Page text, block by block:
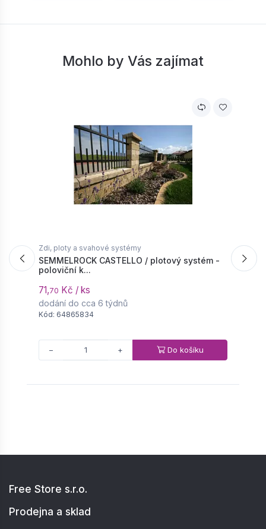
Mohlo by Vás zajímat
Zdi, ploty a svahové systémy
SEMMELROCK CASTELLO / plotový systém -
poloviční k...
71,70 Kč / ks
dodání do cca 6 týdnů
Kód: 64865834
− + Do košíku
Free Store s.r.o.
Prodejna a sklad